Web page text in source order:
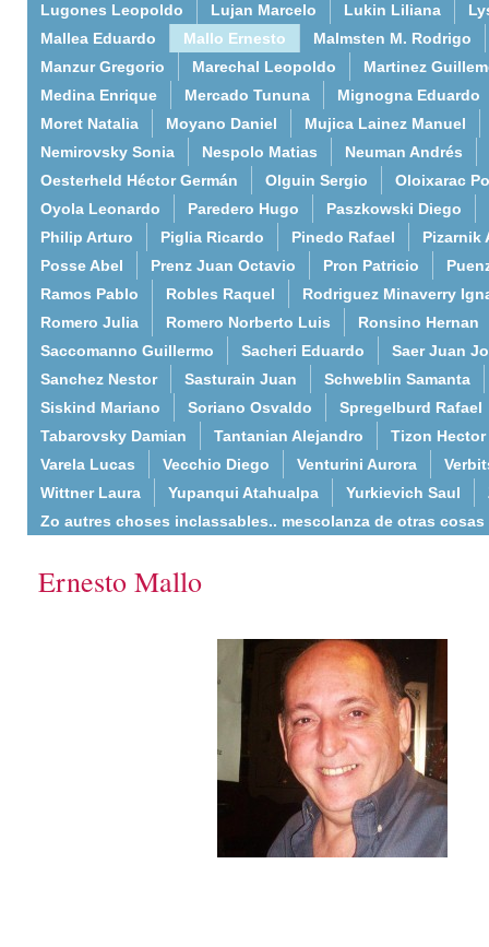
Lugones Leopoldo
Lujan Marcelo Lukin Liliana
Mallea Eduardo
Mallo Ernesto
Malmsten M. Rodrigo
Manzur Gregorio
Marechal Leopoldo
Martinez
Medina Enrique
Mercado Tununa
Mignogna Eduardo
Moret Natalia
Moyano Daniel
Mujica Lainez Manuel
Nemirovsky Sonia
Nespolo Matias
Neuman Andrés
Oesterheld Héctor Germán
Olguin Sergio
Oloixarac
Oyola Leonardo
Paredero Hugo
Paszkowski Diego
Philip Arturo
Piglia Ricardo Pinedo Rafael
Pizarnik
Posse Abel
Prenz Juan Octavio Pron Patricio
Ramos Pablo
Robles Raquel
Rodriguez Minaverry
Romero Julia
Romero Norberto Luis
Ronsino Hernan
Saccomanno Guillermo
Sacheri Eduardo
Saer Juan
Sanchez Nestor
Sasturain Juan
Schweblin Samanta
Siskind Mariano
Soriano Osvaldo
Spregelburd Rafael
Tabarovsky Damian
Tantanian Alejandro
Tizon Hector
Varela Lucas
Vecchio Diego Venturini Aurora
Wittner Laura
Yupanqui Atahualpa Yurkievich Saul
Zo autres choses inclassables.. mescolanza de otras cosas
Ernesto Mallo